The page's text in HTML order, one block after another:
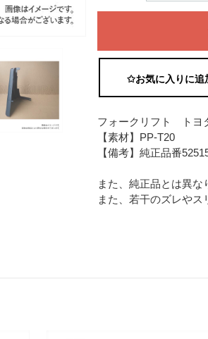
✩お気に入りに追
フォークリフト トヨ
【素材】PP-T20
【備考】純正品番
また、純正品とは異な
また、若干のズレやス